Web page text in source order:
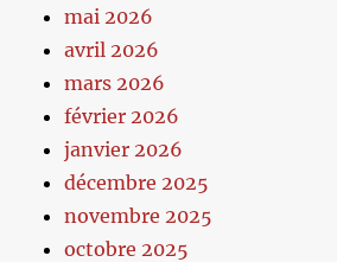
mai 2026
avril 2026
mars 2026
février 2026
janvier 2026
décembre 2025
novembre 2025
octobre 2025